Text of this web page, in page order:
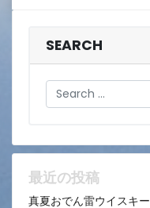
SEARCH
Search
最近の投稿
真夏おでん雷ウイスキー